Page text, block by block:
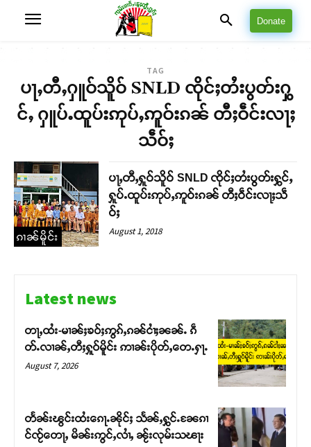
Donate
TAG
ပႃႇတီႇႁူဝ်သိူဝ် SNLD ၸိုင်ႈတႆးပွတ်းႁွ
င်ႇ ႁူပ်ႉထူပ်းဢုပ်ႇဢူဝ်းၵၼ် တီႈဝဵင်းလႃႈ
သဵဝ်ႈ
ၵၢၼ်မိူင်း
ပႃႇတီႇႁူဝ်သိူဝ် SNLD ၸိုင်ႈတႆးပွတ်းႁွင်ႇ
ႁူပ်ႉထူပ်းဢုပ်ႇဢူဝ်းၵၼ် တီႈဝဵင်းလႃႈသဵ
ဝ်ႈ
August 1, 2018
Latest news
တႃႇထႆး-မၢၼ်ႈၶဝ်ႈဢွၵ်ႇၵၼ်ငၢႆႈၼၼ်ႉ ၵဵ
တ်ႉလၢၼ်ႇတီႈႁူဝ်မိူင်း ဢၢၼ်းပိုတ်ႇတေႉႁႃႉ
August 7, 2026
တႅၼ်းၽွင်းထႆးၵေႃႉၼိုင်ႈ သႅၼ်ႇႁွင်ႉၼႄၵၢ
င်ၸႂ်တေႃႇ မိၼ်းဢွင်ႇလၢႆႇ ၼႂ်းလုမ်းသၽႃး